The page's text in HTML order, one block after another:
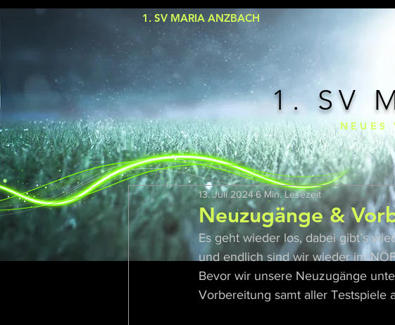
1. SV MARIA ANZBACH
1. SV
NEUES
Neuzugänge &
13. Juli 20246 Min. Lesezeit
Es geht wieder los, dabei gibt’s
und endlich sind wir wieder im
Bevor wir unsere Neuzugänge
Vorbereitung samt aller Testspiele